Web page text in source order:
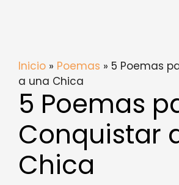
Inicio » Poemas » 5 Poemas
a una Chica
5 Poemas
Conquistar
Chica